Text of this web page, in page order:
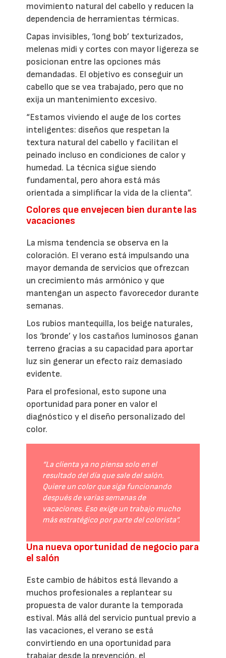
movimiento natural del cabello y reducen la
dependencia de herramientas térmicas.
Capas invisibles, ‘long bob’ texturizados,
melenas midi y cortes con mayor ligereza se
posicionan entre las opciones más
demandadas. El objetivo es conseguir un
cabello que se vea trabajado, pero que no
exija un mantenimiento excesivo.
“Estamos viviendo el auge de los cortes
inteligentes: diseños que respetan la
textura natural del cabello y facilitan el
peinado incluso en condiciones de calor y
humedad. La técnica sigue siendo
fundamental, pero ahora está más
orientada a simplificar la vida de la clienta”.
Colores que envejecen bien durante las
vacaciones
La misma tendencia se observa en la
coloración. El verano está impulsando una
mayor demanda de servicios que ofrezcan
un crecimiento más armónico y que
mantengan un aspecto favorecedor durante
semanas.
Los rubios mantequilla, los beige naturales,
los ‘bronde’ y los castaños luminosos ganan
terreno gracias a su capacidad para aportar
luz sin generar un efecto raíz demasiado
evidente.
Para el profesional, esto supone una
oportunidad para poner en valor el
diagnóstico y el diseño personalizado del
color.
“La clienta ya no piensa solo en el
resultado del día que sale del salón.
Quiere un color que siga funcionando
después de varias semanas de
vacaciones. Eso exige un trabajo mucho
más estratégico por parte del colorista”.
Una nueva oportunidad de negocio para
el salón
Este cambio de hábitos está llevando a
muchos profesionales a replantear su
propuesta de valor durante la temporada
estival. Más allá del servicio puntual previo a
las vacaciones, el verano se está
convirtiendo en una oportunidad para
trabajar desde la prevención, el